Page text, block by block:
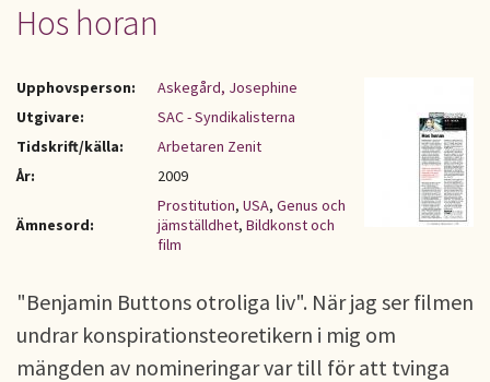
Hos horan
Upphovsperson:
Askegård, Josephine
Utgivare:
SAC - Syndikalisterna
Tidskrift/källa:
Arbetaren Zenit
År:
2009
Ämnesord:
Prostitution, USA, Genus och
jämställdhet, Bildkonst och
film
"Benjamin Buttons otroliga liv". När jag ser filmen
undrar konspirationsteoretikern i mig om
mängden av nomineringar var till för att tvinga